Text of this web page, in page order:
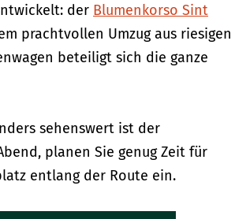
der Blumenkorso Sint
prachtvollen Umzug aus riesigen
beteiligt sich die ganze
sehenswert ist der
planen Sie genug Zeit für
entlang der Route ein.